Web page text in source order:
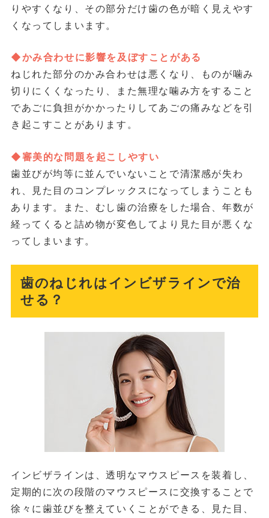
りやすくなり、その部分だけ歯の色が暗く見えやす
くなってしまいます。
◆かみ合わせに影響を及ぼすことがある
ねじれた部分のかみ合わせは悪くなり、ものが噛み
切りにくくなったり、また無理な噛み方をすること
であごに負担がかかったりしてあごの痛みなどを引
き起こすことがあります。
◆審美的な問題を起こしやすい
歯並びが均等に並んでいないことで清潔感が失わ
れ、見た目のコンプレックスになってしまうことも
あります。また、むし歯の治療をした場合、年数が
経ってくると詰め物が変色してより見た目が悪くな
ってしまいます。
歯のねじれはインビザラインで治
せる？
インビザラインは、透明なマウスピースを装着し、
定期的に次の段階のマウスピースに交換することで
徐々に歯並びを整えていくことができる、見た目、